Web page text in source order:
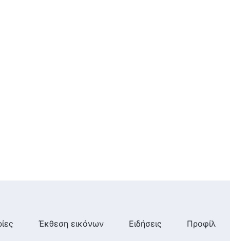
Έκθεση εικόνων Ειδήσεις Προφίλ